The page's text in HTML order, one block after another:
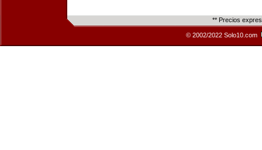
** Precios
© 2002/2022 Solo10.com